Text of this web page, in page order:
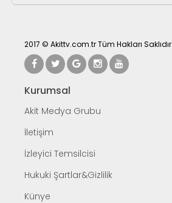
2017 © Akittv.com.tr Tüm Hakları Saklıdır
Kurumsal
Akit Medya Grubu
İletişim
İzleyici Temsilcisi
Hukuki Şartlar&Gizlilik
Künye